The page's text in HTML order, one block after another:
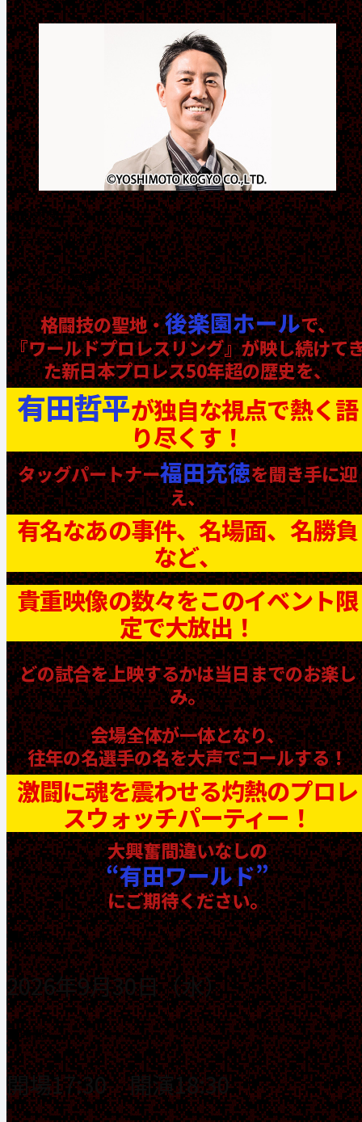
福田充徳
（チュートリアル）
【イベント概要】
格闘技の聖地・後楽園ホールで、
『ワールドプロレスリング』が映し続けて
た新日本プロレス50年超の歴史を、
有田哲平が独自な視点で熱く語
り尽くす！
タッグパートナー福田充徳を聞き手に迎
え、
有名なあの事件、名場面、名勝負
など、
貴重映像の数々をこのイベント限
定で大放出！
どの試合を上映するかは当日までのお楽し
み。
会場全体が一体となり、
往年の名選手の名を大声でコールする！
激闘に魂を震わせる灼熱のプロレ
スウォッチパーティー！
大興奮間違いなしの
“有田ワールド”
にご期待ください。
■日程
2026年9月30日（水）
■時間
開場17:30 開演18:30